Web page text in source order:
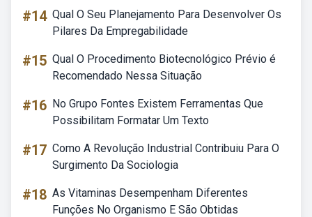
#14 Qual O Seu Planejamento Para Desenvolver Os
Pilares Da Empregabilidade
#15 Qual O Procedimento Biotecnológico Prévio é
Recomendado Nessa Situação
#16 No Grupo Fontes Existem Ferramentas Que
Possibilitam Formatar Um Texto
#17 Como A Revolução Industrial Contribuiu Para O
Surgimento Da Sociologia
#18 As Vitaminas Desempenham Diferentes
Funções No Organismo E São Obtidas